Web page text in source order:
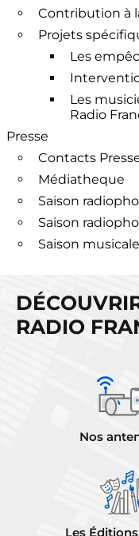
Contribution à
Projets
Les
Les
Radio
Presse
Contacts
Médiatheque
Saison
Saison
Saison
RADIO
Nos
Les